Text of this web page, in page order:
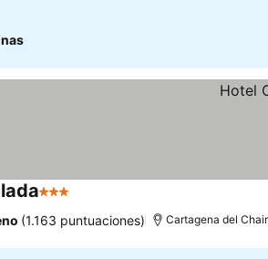
3 Estrellas
(1.163 puntuaciones) Cartagena del